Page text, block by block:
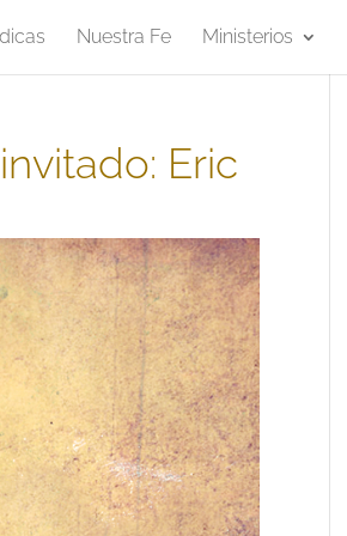
Nuestra Fe Ministerios
Eric